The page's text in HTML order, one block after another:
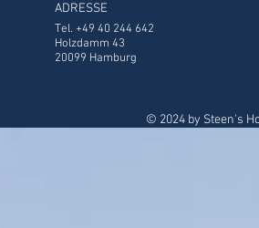
ADRESSE
Tel. +49 40 244 642
Holzdamm 43
20099 Hamburg
© 2024 by Steen's